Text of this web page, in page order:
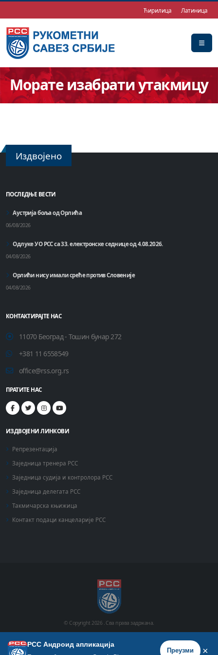
Ћирилица Латиница
Морате изабрати утакмицу
Издвојено
ПОСЛЕДЊЕ ВЕСТИ
Аустрија боља од Орлића
06/08/2026
Одлуке УО РСС са 33. електронске седнице од 4.08.2026.
04/08/2026
Орлићи нису имали среће против Словеније
04/08/2026
КОНТАКТИРАЈТЕ НАС
11070 Београд - Тошин бунар 272
+381 11 6558549
office@rss.org.rs
ПРАТИТЕ НАС
ИЗДВОЈЕНИ ЛИНКОВИ
Репрезентација
Заједница тренера РСС
Заједница судија и контролора РСС
Заједница делегата РСС
Такмичарска књижица
Контакт подаци канцеларије РСС
© Copyright2026 . Сва права задржана.
Почетна Историја Фото галерија Видео галерија
РСС Андроид апликација
Преузми ×